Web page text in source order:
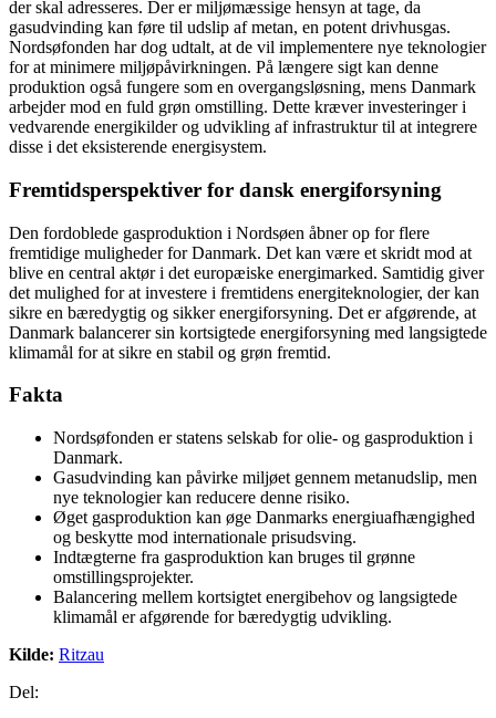
der skal adresseres. Der er miljømæssige hensyn at tage, da
gasudvinding kan føre til udslip af metan, en potent drivhusgas.
Nordsøfonden har dog udtalt, at de vil implementere nye teknologier
for at minimere miljøpåvirkningen. På længere sigt kan denne
produktion også fungere som en overgangsløsning, mens Danmark
arbejder mod en fuld grøn omstilling. Dette kræver investeringer i
vedvarende energikilder og udvikling af infrastruktur til at integrere
disse i det eksisterende energisystem.
Fremtidsperspektiver for dansk energiforsyning
Den fordoblede gasproduktion i Nordsøen åbner op for flere
fremtidige muligheder for Danmark. Det kan være et skridt mod at
blive en central aktør i det europæiske energimarked. Samtidig giver
det mulighed for at investere i fremtidens energiteknologier, der kan
sikre en bæredygtig og sikker energiforsyning. Det er afgørende, at
Danmark balancerer sin kortsigtede energiforsyning med langsigtede
klimamål for at sikre en stabil og grøn fremtid.
Fakta
Nordsøfonden er statens selskab for olie- og gasproduktion i
Danmark.
Gasudvinding kan påvirke miljøet gennem metanudslip, men
nye teknologier kan reducere denne risiko.
Øget gasproduktion kan øge Danmarks energiuafhængighed
og beskytte mod internationale prisudsving.
Indtægterne fra gasproduktion kan bruges til grønne
omstillingsprojekter.
Balancering mellem kortsigtet energibehov og langsigtede
klimamål er afgørende for bæredygtig udvikling.
Kilde: Ritzau
Del: